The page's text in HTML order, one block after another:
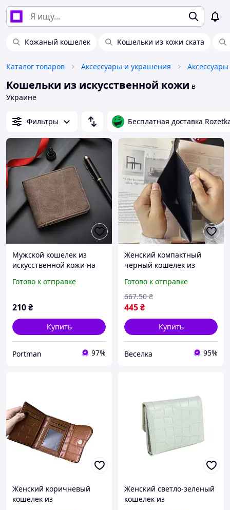
Кожаный кошелек Кошельки из кожи ската
Каталог товаров Аксессуары и украшения Аксессуары
Кошельки из искусственной кожи в
Украине
Фильтры Бесплатная доставка
Мужской кошелек из
искусственной кожи на
практичный аксессуар
Готово к отправке
210₴
Купить
Portman 97%
Женский компактный
черный кошелек из
купюр и карт с застежкой
на кнопке FLAME
Готово к отправке
445₴
667.50 ₴
Купить
Веселка 95%
Женский коричневый
кошелек из
Женский светло-зеленый
кошелек из